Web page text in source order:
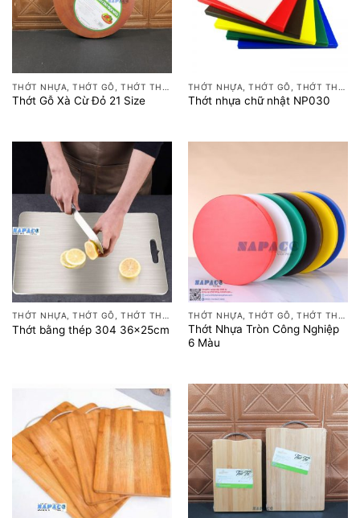
THỚT NHỰA, THỚT GỖ, THỚT THÉP
Thớt Gỗ Xà Cừ Đỏ 21 Size
THỚT NHỰA, THỚT GỖ, THỚT THÉP
Thớt nhựa chữ nhật NP030
THỚT NHỰA, THỚT GỖ, THỚT THÉP
Thớt bằng thép 304 36x25cm
THỚT NHỰA, THỚT GỖ, THỚT THÉP
Thớt Nhựa Tròn Công Nghiệp
6 Màu